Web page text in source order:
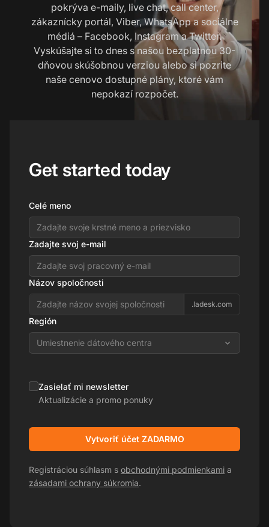
pokrýva e-maily, live chat, call center,
zákaznícky portál, Viber, WhatsApp a sociálne
médiá – Facebook, Instagram a Twitter.
Vyskúšajte si to dnes s našou bezplatnou 30-
dňovou skúšobnou verziou alebo si pozrite
naše cenovo dostupné plány, ktoré vám
nepokazí rozpočet.
Get started today
Celé meno
Zadajte svoj e-mail
Názov spoločnosti
.ladesk.com
Región
Umiestnenie dátového centra
Zasielať mi newsletter
Aktualizácie a promo ponuky
Vytvoriť účet ZADARMO
Registráciou súhlasm s obchodnými podmienkami a
zásadami ochrany súkromia.